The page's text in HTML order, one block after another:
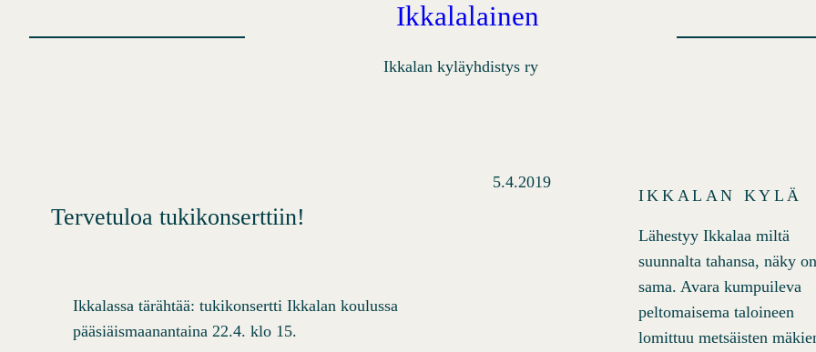
Ikkalalainen
Ikkalan kyläyhdistys ry
5.4.2019
Tervetuloa tukikonserttiin!
Ikkalassa tärähtää: tukikonsertti Ikkalan koulussa
pääsiäismaanantaina 22.4. klo 15.
IKKALAN KYLÄ
Lähestyy Ikkalaa miltä
suunnalta tahansa, näky on
sama. Avara kumpuileva
peltomaisema taloineen
lomittuu metsäisten